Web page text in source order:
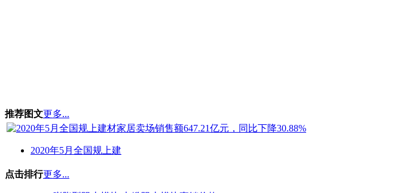
推荐图文更多...
2020年5月全国规上建
点击排行更多...